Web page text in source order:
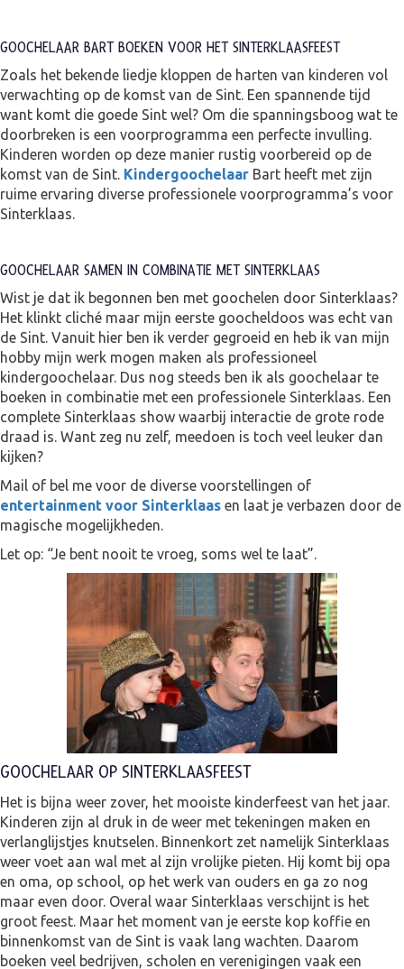
GOOCHELAAR BART BOEKEN VOOR HET SINTERKLAASFEEST
Zoals het bekende liedje kloppen de harten van kinderen vol
verwachting op de komst van de Sint. Een spannende tijd
want komt die goede Sint wel? Om die spanningsboog wat te
doorbreken is een voorprogramma een perfecte invulling.
Kinderen worden op deze manier rustig voorbereid op de
komst van de Sint. Kindergoochelaar Bart heeft met zijn
ruime ervaring diverse professionele voorprogramma’s voor
Sinterklaas.
GOOCHELAAR SAMEN IN COMBINATIE MET SINTERKLAAS
Wist je dat ik begonnen ben met goochelen door Sinterklaas?
Het klinkt cliché maar mijn eerste goocheldoos was echt van
de Sint. Vanuit hier ben ik verder gegroeid en heb ik van mijn
hobby mijn werk mogen maken als professioneel
kindergoochelaar. Dus nog steeds ben ik als goochelaar te
boeken in combinatie met een professionele Sinterklaas. Een
complete Sinterklaas show waarbij interactie de grote rode
draad is. Want zeg nu zelf, meedoen is toch veel leuker dan
kijken?
Mail of bel me voor de diverse voorstellingen of
entertainment voor Sinterklaas en laat je verbazen door de
magische mogelijkheden.
Let op: “Je bent nooit te vroeg, soms wel te laat”.
GOOCHELAAR OP SINTERKLAASFEEST
Het is bijna weer zover, het mooiste kinderfeest van het jaar.
Kinderen zijn al druk in de weer met tekeningen maken en
verlanglijstjes knutselen. Binnenkort zet namelijk Sinterklaas
weer voet aan wal met al zijn vrolijke pieten. Hij komt bij opa
en oma, op school, op het werk van ouders en ga zo nog
maar even door. Overal waar Sinterklaas verschijnt is het
groot feest. Maar het moment van je eerste kop koffie en
binnenkomst van de Sint is vaak lang wachten. Daarom
boeken veel bedrijven, scholen en verenigingen vaak een